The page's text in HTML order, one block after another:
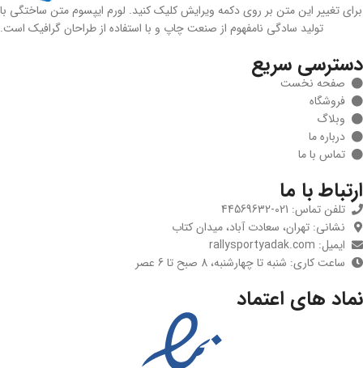
برای تغییر این متن بر روی دکمه ویرایش کلیک کنید. لورم ایپسوم متن ساختگی با
تولید سادگی نامفهوم از صنعت چاپ و با استفاده از طراحان گرافیک است.
دسترسی سریع
صفحه نخست
فروشگاه
وبلاگ
درباره ما
تماس با ما
ارتباط با ما
تلفن تماس: 021-44569632
نشانی: تهران، سعادت آباد، میدان کتاب
ایمیل: rallysportyadak.com
ساعت کاری: شنبه تا چهارشنبه، 8 صبح تا 6 عصر
نماد های اعتماد